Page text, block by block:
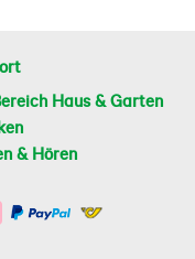
Haus & Garten
& Hören